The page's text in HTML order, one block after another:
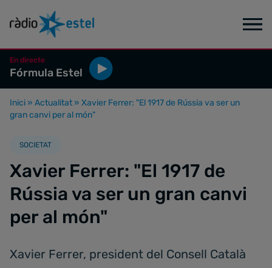
En directe
Fórmula Estel
Inici » Actualitat » Xavier Ferrer: "El 1917 de Rússia va ser un
gran canvi per al món"
SOCIETAT
Xavier Ferrer: "El 1917 de
Rússia va ser un gran canvi
per al món"
Xavier Ferrer, president del Consell Català